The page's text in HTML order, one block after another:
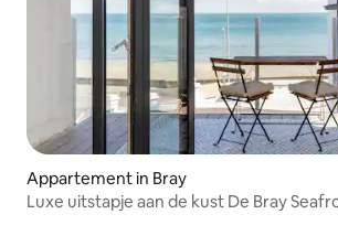
Appartement in Bray
Luxe uitstapje aan de kust De Bray